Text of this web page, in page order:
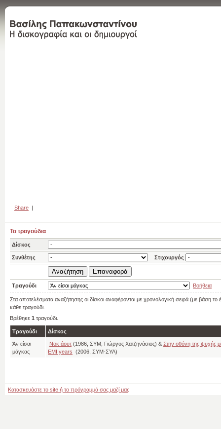
Share |
Τα τραγούδια
Δίσκος
Συνθέτης Στιχουργός
Τραγούδι Βοήθεια
Στα αποτελέσματα αναζήτησης οι δίσκοι αναφέρονται με χρονολογική σειρά (με βάση
κάθε τραγούδι.
Βρέθηκε 1 τραγούδι.
Τραγούδι Δίσκος
Άν είσαι
μάγκας
Νοκ άουτ (1986, ΣΥΜ, Γιώργος Χατζηνάσιος) & Στην οθόνη της ψυχής
EMI years (2006, ΣΥΜ-ΣΥΛ)
Κατασκευάστε το site ή το πρόγραμμά σας μαζί μας